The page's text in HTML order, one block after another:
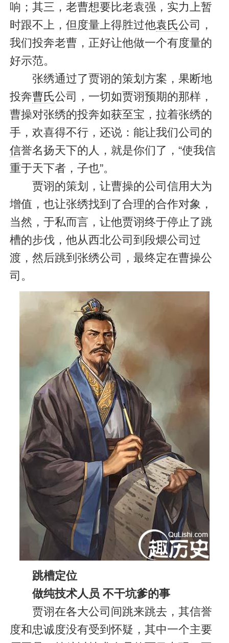
响；其三，老曹想要比老袁强，实力上暂
时跟不上，但度量上得胜过他袁氏公司，
我们投奔老曹，正好让他做一个有度量的
好示范。
张绣通过了贾诩的策划方案，果断地
投奔曹氏公司，一切如贾诩预期的那样，
曹操对张绣的投奔如获至宝，拉着张绣的
手，欢喜得不行，还说：能让我们公司的
信誉名扬天下的人，就是你们了，“使我信
重于天下者，子也”。
贾诩的策划，让曹操的公司信用大为
增值，也让张绣找到了合理的合作对象，
当然，于私而言，让他贾诩终于停止了跳
槽的步伐，他从西北公司到段煨公司过
渡，然后跳到张绣公司，最终定在曹操公
司。
跳槽定位
做纯技术人员 不干坑爹的事
贾诩在各大公司间跳来跳去，其信誉
度和忠诚度没有受到怀疑，其中一个主要